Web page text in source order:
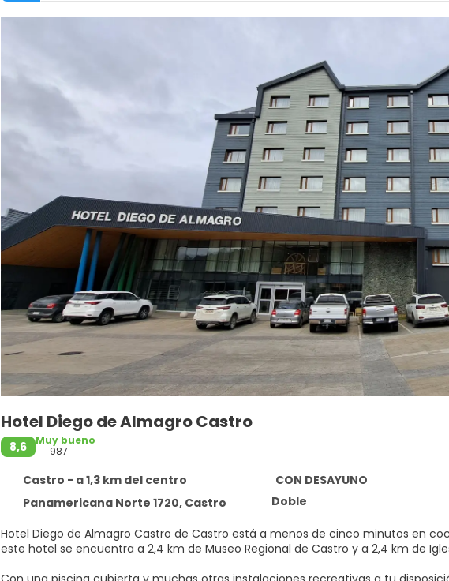
Hotel Diego de Almagro Castro
8,6
Muy bueno
987
Castro - a 1,3 km del centro
CON DESAYUNO
Panamericana Norte 1720, Castro
Doble
Hotel Diego de Almagro Castro de Castro está a menos de cinco minutos en coche
este hotel se encuentra a 2,4 km de Museo Regional de Castro y a 2,4 km de